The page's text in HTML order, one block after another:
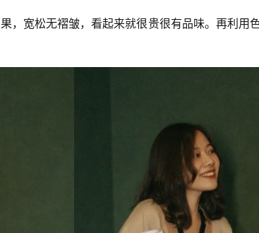
，宽松无褶皱，看起来就很贵很有品味。再利用